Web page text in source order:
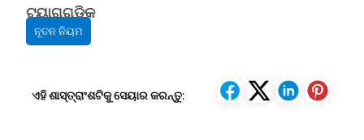
ଟ୍ୟାଗ୍‌ଗୁଡିକ
ନୂତନ ନିୟମ
ଏହି ଶାସ୍ତ୍ରାଂଶଟିକୁ ସେୟାର କରନ୍ତୁ: